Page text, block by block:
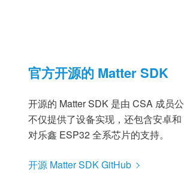
官方开源的 Matter SDK
开源的 Matter SDK 是由 CSA 成员
不仅提供了设备实现，还包含安卓
对乐鑫 ESP32 全系芯片的支持。
开源 Matter SDK GitHub